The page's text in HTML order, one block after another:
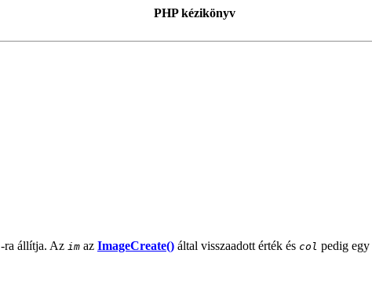
PHP kézikönyv
-ra állítja. Az im az ImageCreate() által visszaadott érték és col pedig egy